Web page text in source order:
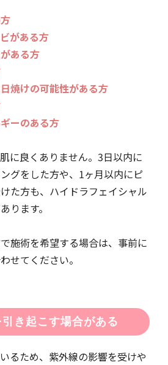
がある方
ある方
焼けの可能性がある方
ーのある方
に良くありません。3日以内に
グをした方や、1ヶ月以内にピ
た方も、ハイドラフェイシャル
ります。
施術を希望する場合は、事前に
せてください。
き起こす場合がある
るため、紫外線の影響を受けや